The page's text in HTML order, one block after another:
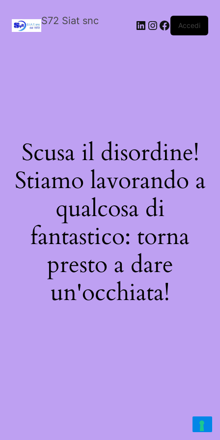
S72 Siat snc LinkedIn
Instagram
Facebook
Accedi
Scusa il disordine!
Stiamo lavorando a
qualcosa di
fantastico: torna
presto a dare
un'occhiata!